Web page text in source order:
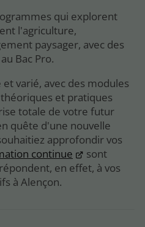
qui explorent
l'agriculture,
paysager, avec des
Bac Pro.
varié, avec des modules
et pratiques
totale de votre futur
quête d'une nouvelle
approfondir vos
continue
sont
en effet, à vos
à Alençon.